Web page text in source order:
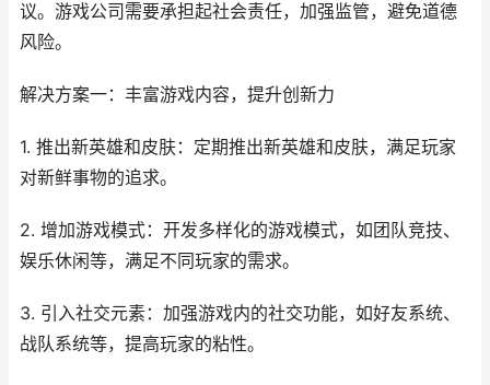
议。游戏公司需要承担起社会责任，加强监管，避免道德
风险。
解决方案一：丰富游戏内容，提升创新力
1. 推出新英雄和皮肤：定期推出新英雄和皮肤，满足玩家
对新鲜事物的追求。
2. 增加游戏模式：开发多样化的游戏模式，如团队竞技、
娱乐休闲等，满足不同玩家的需求。
3. 引入社交元素：加强游戏内的社交功能，如好友系统、
战队系统等，提高玩家的粘性。